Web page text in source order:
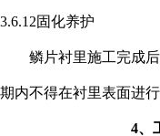
3.6.12固化养护
鳞片衬里施工完成
期内不得在衬里表面进
4、